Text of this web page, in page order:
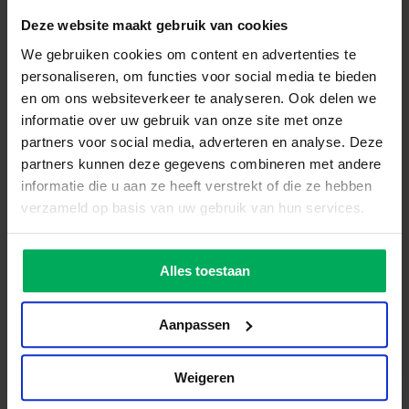
Deze website maakt gebruik van cookies
We gebruiken cookies om content en advertenties te
personaliseren, om functies voor social media te bieden
en om ons websiteverkeer te analyseren. Ook delen we
informatie over uw gebruik van onze site met onze
partners voor social media, adverteren en analyse. Deze
partners kunnen deze gegevens combineren met andere
informatie die u aan ze heeft verstrekt of die ze hebben
verzameld op basis van uw gebruik van hun services.
Alles toestaan
Aanpassen
Weigeren
Mast voor thuis
Stel een vlaggenmast voor thuis samen
Adresgegevens
7333 NR Apeldoorn
Nederland
Veluwse Vlaggen Industrie
Over ons
Contact
Aanleverspecificaties
Nieuws
Klantenservice
Levering
Bestellen
Dashboard